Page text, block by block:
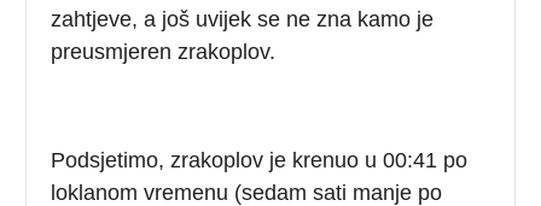
zahtjeve, a još uvijek se ne zna kamo je
preusmjeren zrakoplov.
Podsjetimo, zrakoplov je krenuo u 00:41 po
loklanom vremenu (sedam sati manje po